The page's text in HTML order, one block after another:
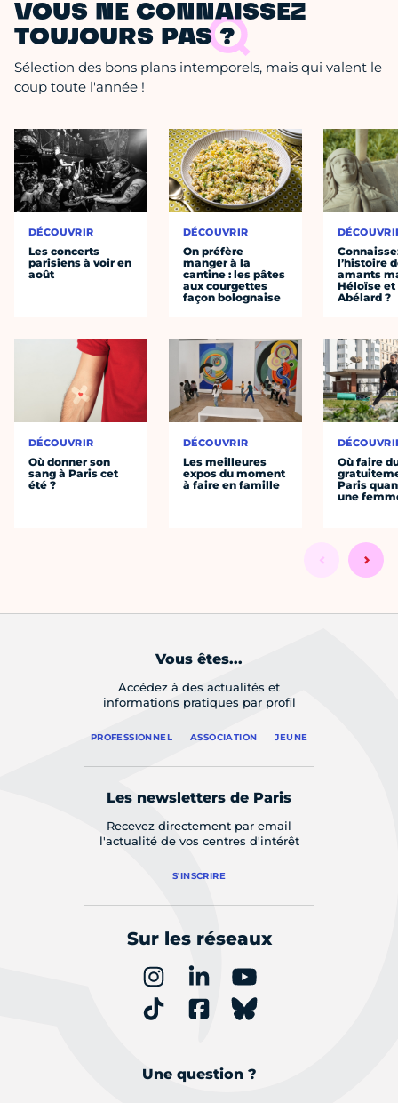
VOUS NE CONNAISSEZ
TOUJOURS PAS ?
Sélection des bons plans intemporels, mais qui valent le
coup toute l'année !
DÉCOUVRIR
Les concerts
parisiens à voir en
août
DÉCOUVRIR
Où donner son
sang à Paris cet
été ?
DÉCOUVRIR
On préfère
manger à la
cantine : les pâtes
aux courgettes
façon bolognaise
DÉCOUVRIR
Les meilleures
expos du moment
à faire en famille
l’histoire
amants
Héloïse et
Abélard ?
Où faire
Paris
une
Vous êtes...
Accédez à des actualités et
informations pratiques par profil
PROFESSIONNEL ASSOCIATION JEUNE
Les newsletters de Paris
Recevez directement par email
l'actualité de vos centres d'intérêt
S'INSCRIRE
Sur les réseaux
Une question ?